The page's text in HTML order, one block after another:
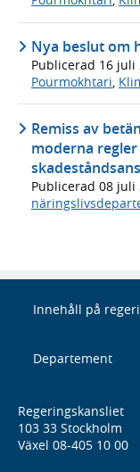
Nya beslut om
Publicerad 16 juli
Pourmokhtari,
Remiss av
moderna
Publicerad 08 juli
Innehåll på
Departement
Regeringskansliet
103 33 Stockholm
Växel 08-405 10 00